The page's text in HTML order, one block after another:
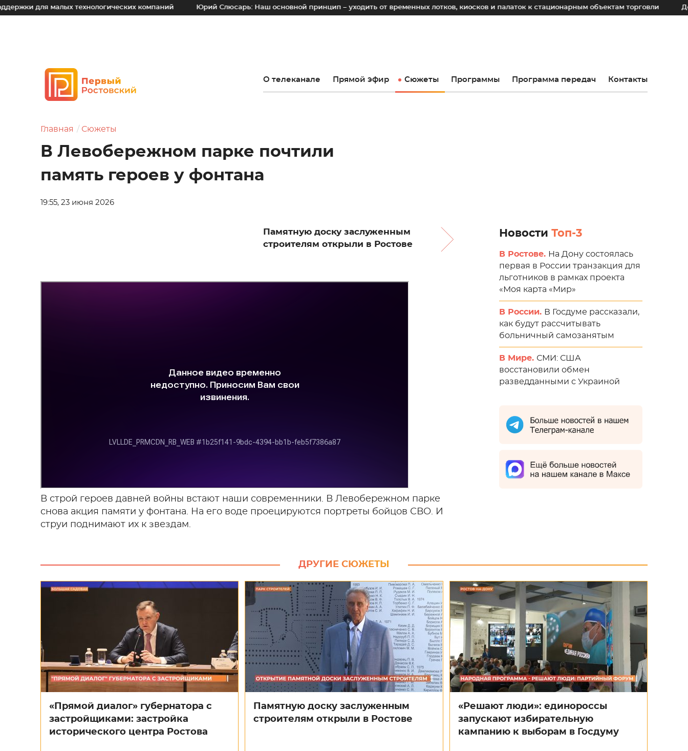
малых технологических компаний Юрий Слюсарь: Наш основной принцип – уходить от временных лотков, киосков и палаток к стационарным объектам торговли До 2030
О телеканале Прямой эфир Сюжеты Программы Программа передач Контакты
Главная Сюжеты
В Левобережном парке почтили
память героев у фонтана
19:55, 23 июня 2026
Памятную доску заслуженным
строителям открыли в Ростове
В строй героев давней войны встают наши современники. В Левобережном парке
снова акция памяти у фонтана. На его воде проецируются портреты бойцов СВО. И
струи поднимают их к звездам.
Новости Топ-3
В Ростове. На Дону состоялась
первая в России транзакция для
льготников в рамках проекта
«Моя карта «Мир»
В России. В Госдуме рассказали,
как будут рассчитывать
больничный самозанятым
В Мире. СМИ: США
восстановили обмен
разведданными с Украиной
ДРУГИЕ СЮЖЕТЫ
«Прямой диалог» губернатора с
застройщиками: застройка
исторического центра Ростова
Памятную доску заслуженным
строителям открыли в Ростове
«Решают люди»: единороссы
запускают избирательную
кампанию к выборам в Госдуму